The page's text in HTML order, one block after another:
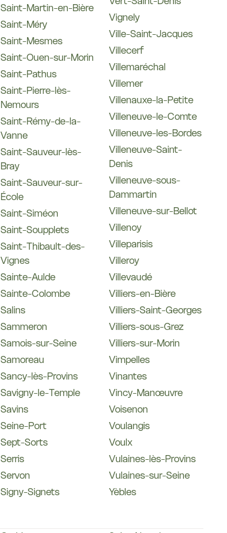
Saint-Martin-en-Bière
Saint-Méry
Saint-Mesmes
Saint-Ouen-sur-Morin
Saint-Pathus
Saint-Pierre-lès-
Nemours
Saint-Rémy-de-la-
Vanne
Saint-Sauveur-lès-
Bray
Saint-Sauveur-sur-
École
Saint-Siméon
Saint-Soupplets
Saint-Thibault-des-
Vignes
Sainte-Aulde
Sainte-Colombe
Salins
Sammeron
Samois-sur-Seine
Samoreau
Sancy-lès-Provins
Savigny-le-Temple
Savins
Seine-Port
Sept-Sorts
Serris
Servon
Signy-Signets
Vignely
Ville-Saint-Jacques
Villecerf
Villemaréchal
Villemer
Villenauxe-la-Petite
Villeneuve-le-Comte
Villeneuve-les-Bordes
Villeneuve-Saint-
Denis
Villeneuve-sous-
Dammartin
Villeneuve-sur-Bellot
Villenoy
Villeparisis
Villeroy
Villevaudé
Villiers-en-Bière
Villiers-Saint-Georges
Villiers-sous-Grez
Villiers-sur-Morin
Vimpelles
Vinantes
Vincy-Manœuvre
Voisenon
Voulangis
Voulx
Vulaines-lès-Provins
Vulaines-sur-Seine
Yèbles